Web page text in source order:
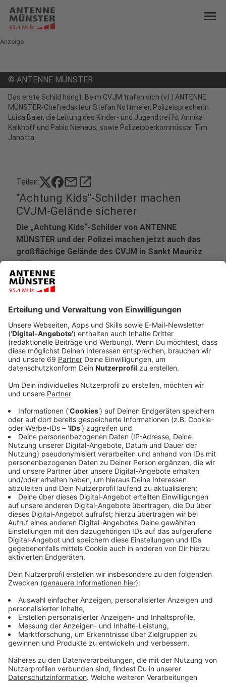
menu
Anzeige
© ANTENNE MÜNSTER
Das erste Schild hängt. Beim CVJM trafen sich (v.l.) ANTENNE
MÜNSTER-Chefredakteur Stefan Nottmeier, Polizeisprecherin
Luisa Baier, die Leitung des Kinder- und Jugendtreffs, Annika
Kalkhoff und Pablo Niehaus, sowie Polizeioberkommissar Tim
Janotta.
Teilen: mailopen_in_new
"Achtung Kids"-Schilder machen
CVJM-Gelände sicherer
Die „Achtung Kids“-Schilder von ANTENNE
MÜNSTER und der Polizei machen jetzt auch das
großflächige Gelände des CVJM in Sankt Mauritz
sicherer.
Veröffentlicht:
Anzeige
Bei einer Vor-Ort-Aktion am Johannes-Busch-Haus
haben wir zwei der Schilder an Gefahrenstellen
angebracht.
Die Einrichtung des CVJM vereint am Merschkamp
Familienhaus. Täglich sind viele Kinder, Jugendliche und
Familien hier unterwegs.
In den Sommerferien kommt nun noch eine
Ferienbetreuung für rund 90 Kinder hinzu
erklärt die Leiterin des Kinder- und Jugendtreffs,
Annika Kalkhoff, im ANTENNE MÜNSTER-Interview.
Anzeige
Anzeige
Eine tolle Aktion, die ihr da macht“
Pablo Niehaus, bei der Übergabe der Schilder. Die
auffälligen wetterfesten „Achtung! Kids“-Plakate gibt